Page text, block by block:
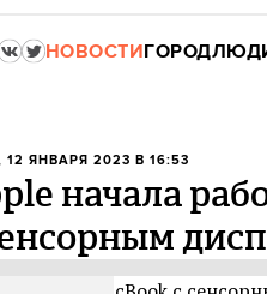
НОВОСТИГОРОД
12 ЯНВАРЯ 2023 В 16:53
начала